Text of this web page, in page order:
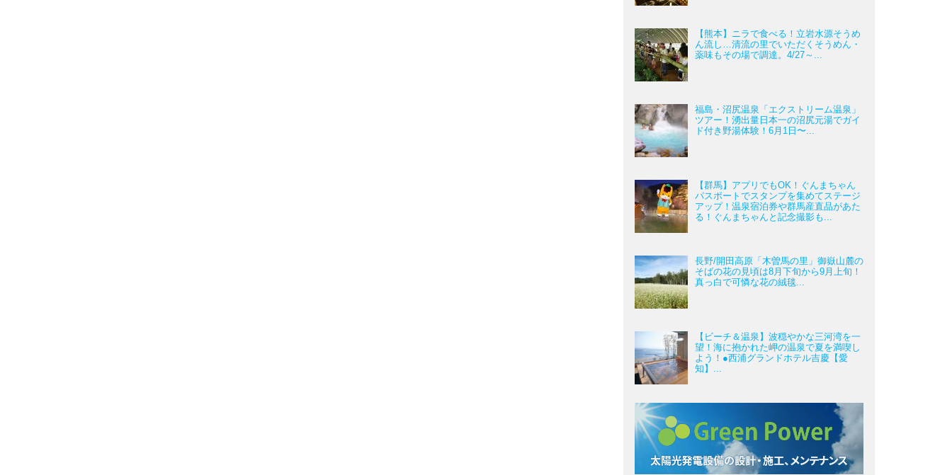
【熊本】ニラで食べる！立岩水源そうめ
ん流し…清流の里でいただくそうめん・
薬味もその場で調達。4/27～...
福島・沼尻温泉「エクストリーム温泉」
ツアー！湧出量日本一の沼尻元湯でガイ
ド付き野湯体験！6月1日〜...
【群馬】アプリでもOK！ぐんまちゃん
パスポートでスタンプを集めてステージ
アップ！温泉宿泊券や群馬産直品があた
る！ぐんまちゃんと記念撮影も...
長野/開田高原「木曽馬の里」御嶽山麓の
そばの花の見頃は8月下旬から9月上旬！
真っ白で可憐な花の絨毯...
【ビーチ＆温泉】波穏やかな三河湾を一
望！海に抱かれた岬の温泉で夏を満喫し
よう！●西浦グランドホテル吉慶【愛
知】...